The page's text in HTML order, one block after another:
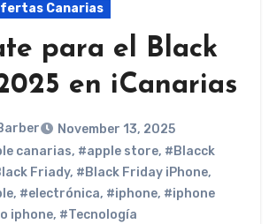
Canarias
para el Black
en iCanarias
November 13, 2025
canarias, #apple store, #Blacck
Friady, #Black Friday iPhone,
, #electrónica, #iphone, #iphone
iphone, #Tecnología